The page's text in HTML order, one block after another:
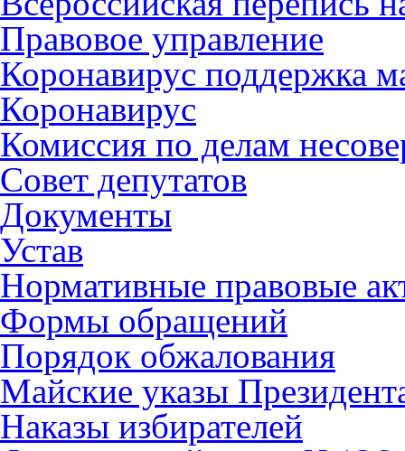
Правовое управление
Коронавирус поддержка
Коронавирус
Комиссия по делам
Совет депутатов
Документы
Устав
Нормативные правовые
Формы обращений
Порядок обжалования
Майские указы
Наказы избирателей